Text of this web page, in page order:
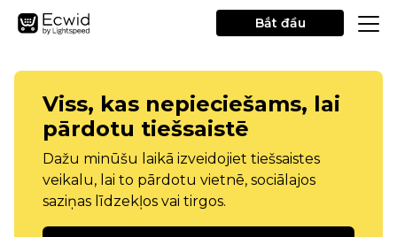
Bắt đầu
Viss, kas nepieciešams, lai
pārdotu tiešsaistē
Dažu minūšu laikā izveidojiet tiešsaistes
veikalu, lai to pārdotu vietnē, sociālajos
saziņas līdzekļos vai tirgos.